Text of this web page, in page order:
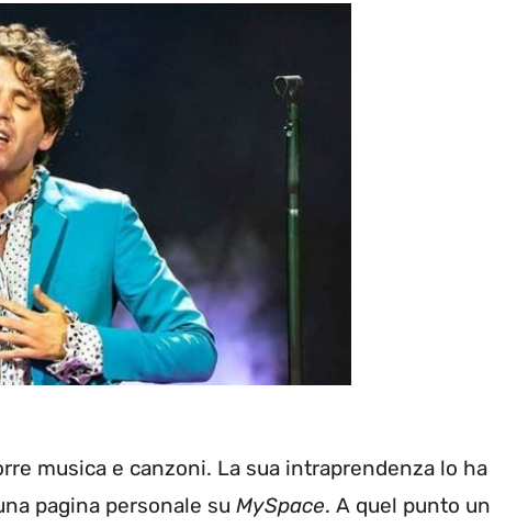
musica e canzoni. La sua intraprendenza lo ha
pagina personale su MySpace. A quel punto un